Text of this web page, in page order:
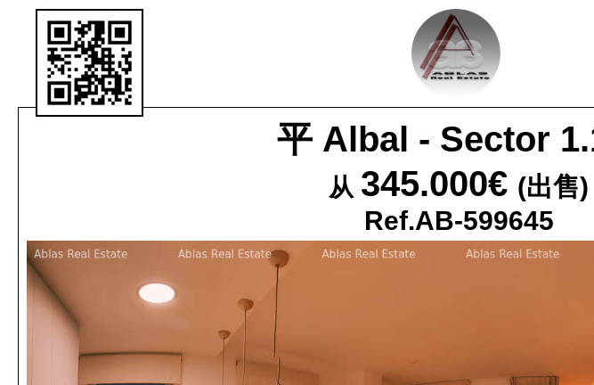
平 Albal - Sector
从 345.000€ (出售)
Ref.AB-599645